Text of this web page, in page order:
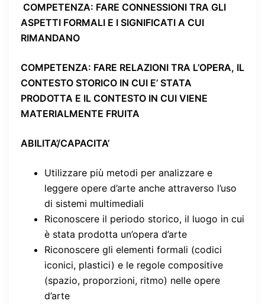
COMPETENZA: FARE CONNESSIONI TRA GLI
ASPETTI FORMALI E I SIGNIFICATI A CUI
RIMANDANO
COMPETENZA: FARE RELAZIONI TRA L’OPERA, IL
CONTESTO STORICO IN CUI E’ STATA
PRODOTTA E IL CONTESTO IN CUI VIENE
MATERIALMENTE FRUITA
ABILITA’/CAPACITA’
Utilizzare più metodi per analizzare e
leggere opere d’arte anche attraverso l’uso
di sistemi multimediali
Riconoscere il periodo storico, il luogo in cui
è stata prodotta un’opera d’arte
Riconoscere gli elementi formali (codici
iconici, plastici) e le regole compositive
(spazio, proporzioni, ritmo) nelle opere
d’arte